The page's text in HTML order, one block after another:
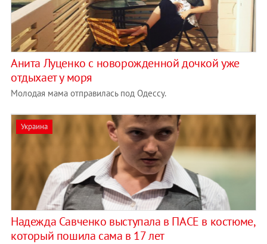
Анита Луценко с новорожденной дочкой уже
отдыхает у моря
Молодая мама отправилась под Одессу.
Украина
Надежда Савченко выступала в ПАСЕ в костюме,
который пошила сама в 17 лет